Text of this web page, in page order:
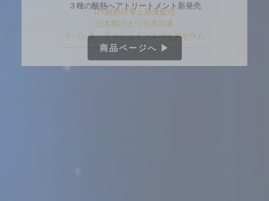
３種の酸熱へアトリートメント新発売
商品ページへ ▶︎